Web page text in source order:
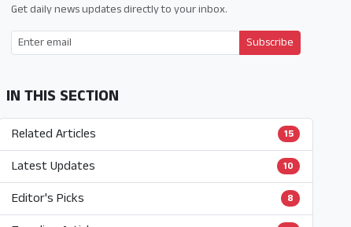
Get daily news updates directly to your inbox.
Subscribe
IN THIS SECTION
Related Articles 15
Latest Updates 10
Editor's Picks 8